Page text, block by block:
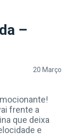
–
20 Março
frente a
que deixa
e